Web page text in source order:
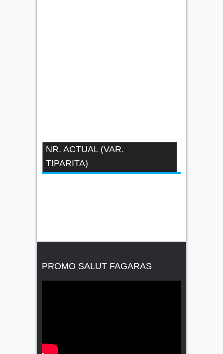
NR. ACTUAL (VAR.
TIPARITA)
PROMO SALUT FAGARAS